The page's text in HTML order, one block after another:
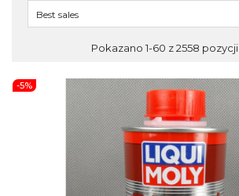
Best sales
Pokazano 1-60 z 2558 pozycji
-5%